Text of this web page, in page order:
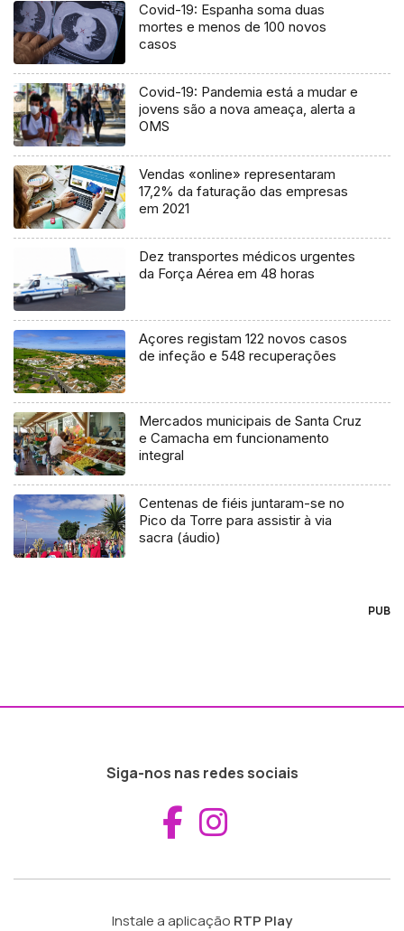
Covid-19: Espanha soma duas
mortes e menos de 100 novos
casos
Covid-19: Pandemia está a mudar e
jovens são a nova ameaça, alerta a
OMS
Vendas «online» representaram
17,2% da faturação das empresas
em 2021
Dez transportes médicos urgentes
da Força Aérea em 48 horas
Açores registam 122 novos casos
de infeção e 548 recuperações
Mercados municipais de Santa Cruz
e Camacha em funcionamento
integral
Centenas de fiéis juntaram-se no
Pico da Torre para assistir à via
sacra (áudio)
PUB
Siga-nos nas redes sociais
Aceder ao
Instale a aplicação RTP Play